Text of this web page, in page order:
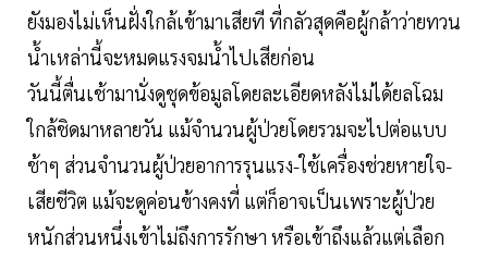
ยังมองไม่เห็นฝั่งใกล้เข้ามาเสียที ที่กลัวสุดคือผู้กล้าว่ายทวน
น้ำเหล่านี้จะหมดแรงจมน้ำไปเสียก่อน
วันนี้ตื่นเช้ามานั่งดูชุดข้อมูลโดยละเอียดหลังไม่ได้ยลโฉม
ใกล้ชิดมาหลายวัน แม้จำนวนผู้ป่วยโดยรวมจะไปต่อแบบ
ช้าๆ ส่วนจำนวนผู้ป่วยอาการรุนแรง-ใช้เครื่องช่วยหายใจ-
เสียชีวิต แม้จะดูค่อนข้างคงที่ แต่ก็อาจเป็นเพราะผู้ป่วย
หนักส่วนหนึ่งเข้าไม่ถึงการรักษา หรือเข้าถึงแล้วแต่เลือก